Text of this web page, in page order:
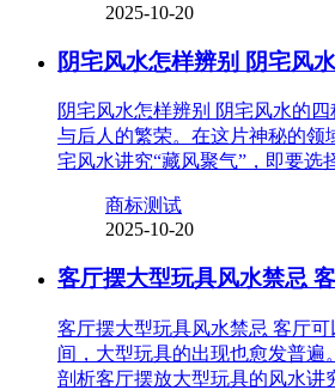
2025-10-20
阴宅风水怎样辨别 阴宅风
阴宅风水怎样辨别 阴宅风水的
与后人的繁荣。在这片神秘的领
宅风水讲究“藏风聚气”，即要
商标测试
2025-10-20
客厅摆大型玩具风水禁忌
客厅摆大型玩具风水禁忌 客厅
间，大型玩具的出现也愈发普遍
剖析客厅摆放大型玩具的风水讲